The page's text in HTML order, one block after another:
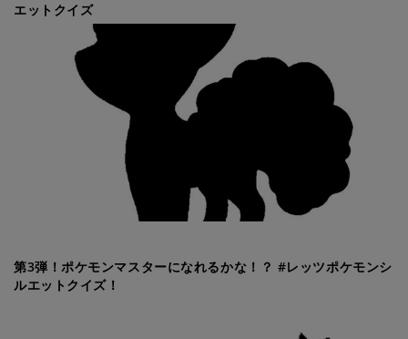
エットクイズ
第3弾！ポケモンマスターになれるかな！？ #レッツポケモンシ
ルエットクイズ！